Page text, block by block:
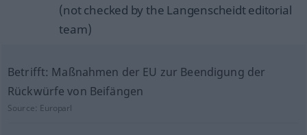
(not checked by the Langenscheidt editorial
team)
Betrifft: Maßnahmen der EU zur Beendigung der
Rückwürfe von Beifängen
Source: Europarl